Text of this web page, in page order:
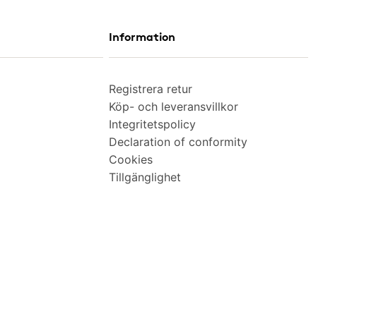
Information
Registrera retur
Köp- och leveransvillkor
Integritetspolicy
Declaration of conformity
Cookies
Tillgänglighet